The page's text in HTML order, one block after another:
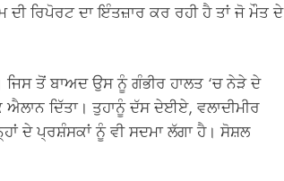
ਰਿਪੋਰਟ ਦਾ ਇੰਤਜ਼ਾਰ ਕਰ ਰਹੀ ਹੈ ਤਾਂ ਜੋ ਮੌਤ ਦੇ
ਤੋਂ ਬਾਅਦ ਉਸ ਨੂੰ ਗੰਭੀਰ ਹਾਲਤ ‘ਚ ਨੇੜੇ ਦੇ
ਦਿੱਤਾ। ਤੁਹਾਨੂੰ ਦੱਸ ਦੇਈਏ, ਵਲਾਦੀਮੀਰ
ਦੇ ਪ੍ਰਸ਼ੰਸਕਾਂ ਨੂੰ ਵੀ ਸਦਮਾ ਲੱਗਾ ਹੈ। ਸੋਸ਼ਲ